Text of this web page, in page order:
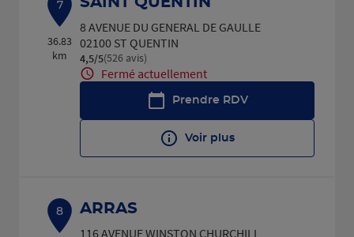
7
36.83
km
8 AVENUE DU GENERAL DE GAULLE
02100 ST QUENTIN
4,5/5Note de 4.5 sur 5
(526 avis)
Fermé actuellement
Prendre RDV
Voir plus
8
ARRAS
116 AVENUE WINSTON CHURCHILL